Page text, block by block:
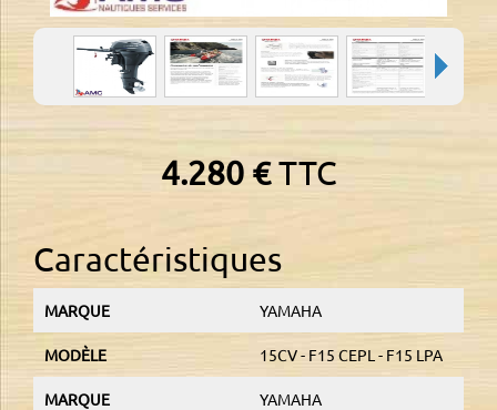
4.280 € TTC
Caractéristiques
MARQUE YAMAHA
MODÈLE 15CV - F15 CEPL - F15 LPA
MARQUE YAMAHA